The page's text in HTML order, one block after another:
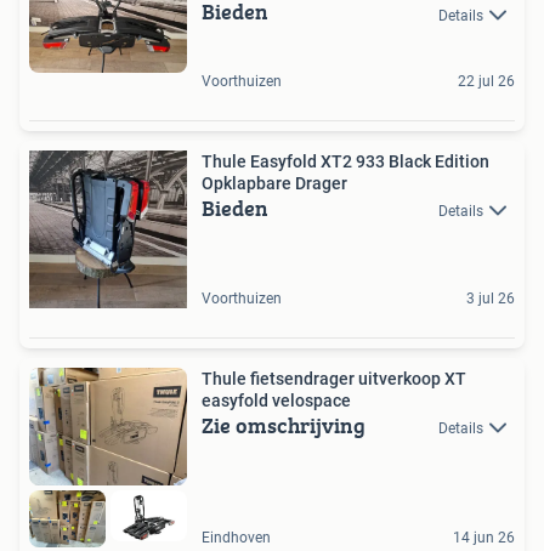
Bieden Details
Voorthuizen 22 jul 26
Thule Easyfold XT2 933 Black Edition
Opklapbare Drager
Bieden Details
Voorthuizen 3 jul 26
Thule fietsendrager uitverkoop XT
easyfold velospace
Zie omschrijving Details
Eindhoven 14 jun 26